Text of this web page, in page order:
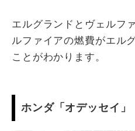
エルグランドとヴェルフ
ルファイアの燃費がエル
ことがわかります。
ホンダ「オデッセイ」